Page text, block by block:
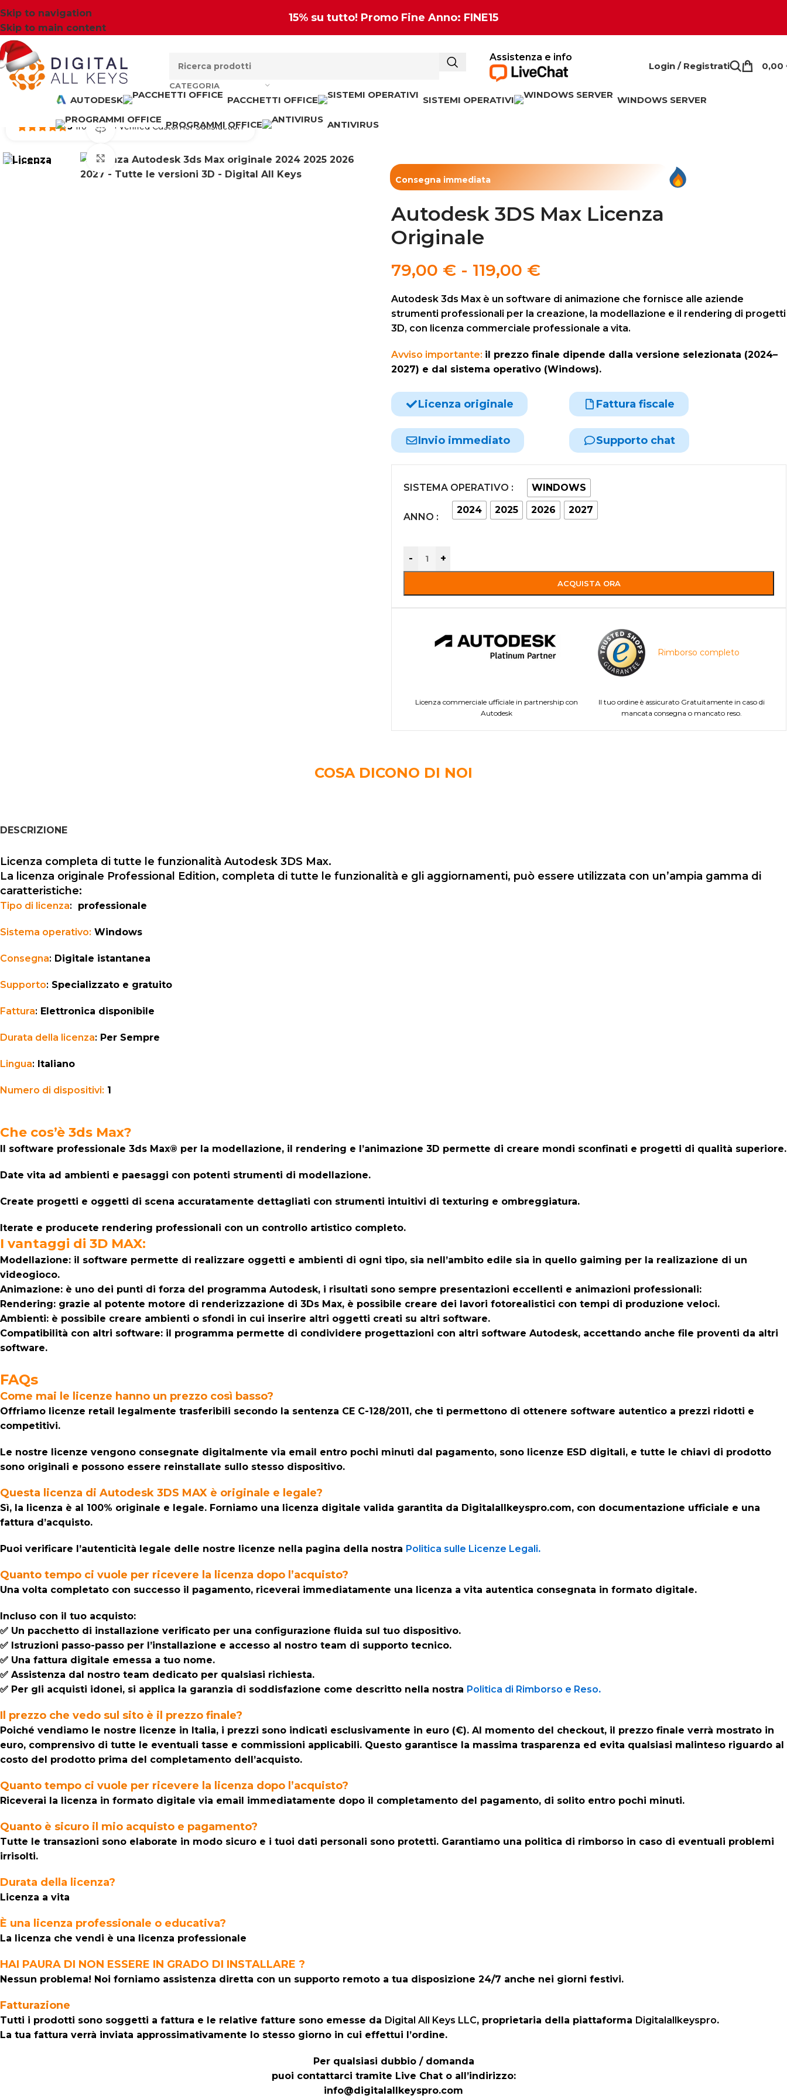
Skip to navigation
Skip to main content
15% su tutto! Promo Fine Anno: FINE15
CATEGORIA
Assistenza e info
Login / Registrati 0,00
AUTODESK PACCHETTI OFFICE SISTEMI OPERATIVI WINDOWS SERVER
PROGRAMMI OFFICE ANTIVIRUS
5 from 1823 Verified Customer Satisfaction
360 vista del prodotto
Clicca per ingrandire
Consegna immediata​
Autodesk 3DS Max Licenza
Originale
79,00 € - 119,00 €
Autodesk 3ds Max è un software di animazione che fornisce alle aziende
strumenti professionali per la creazione, la modellazione e il rendering di progetti
3D, con licenza commerciale professionale a vita.
Avviso importante: il prezzo finale dipende dalla versione selezionata (2024–
2027) e dal sistema operativo (Windows).
Licenza originale Fattura fiscale
Invio immediato Supporto chat
SISTEMA OPERATIVO : WINDOWS
ANNO :
2024 2025 2026 2027
- +
ACQUISTA ORA
Licenza commerciale ufficiale in partnership con
Autodesk
Rimborso completo
Il tuo ordine è assicurato Gratuitamente in caso di
mancata consegna o mancato reso.
COSA DICONO DI NOI
DESCRIZIONE
Licenza completa di tutte le funzionalità Autodesk 3DS Max.
La licenza originale Professional Edition, completa di tutte le funzionalità e gli aggiornamenti, può essere utilizzata con un’ampia gamma di
caratteristiche:
Tipo di licenza: professionale
Sistema operativo: Windows
Consegna: Digitale istantanea
Supporto: Specializzato e gratuito
Fattura: Elettronica disponibile
Durata della licenza: Per Sempre
Lingua: Italiano
Numero di dispositivi: 1
Che cos’è 3ds Max?
Il software professionale 3ds Max® per la modellazione, il rendering e l’animazione 3D permette di creare mondi sconfinati e progetti di qualità superiore.
Date vita ad ambienti e paesaggi con potenti strumenti di modellazione.
Create progetti e oggetti di scena accuratamente dettagliati con strumenti intuitivi di texturing e ombreggiatura.
Iterate e producete rendering professionali con un controllo artistico completo.
I vantaggi di 3D MAX:
Modellazione: il software permette di realizzare oggetti e ambienti di ogni tipo, sia nell’ambito edile sia in quello gaiming per la realizazione di un
videogioco.
Animazione: è uno dei punti di forza del programma Autodesk, i risultati sono sempre presentazioni eccellenti e animazioni professionali:
Rendering: grazie al potente motore di renderizzazione di 3Ds Max, è possibile creare dei lavori fotorealistici con tempi di produzione veloci.
Ambienti: è possibile creare ambienti o sfondi in cui inserire altri oggetti creati su altri software.
Compatibilità con altri software: il programma permette di condividere progettazioni con altri software Autodesk, accettando anche file proventi da altri
software.
FAQs
Come mai le licenze hanno un prezzo così basso?
Offriamo licenze retail legalmente trasferibili secondo la sentenza CE C-128/2011, che ti permettono di ottenere software autentico a prezzi ridotti e
competitivi.
Le nostre licenze vengono consegnate digitalmente via email entro pochi minuti dal pagamento, sono licenze ESD digitali, e tutte le chiavi di prodotto
sono originali e possono essere reinstallate sullo stesso dispositivo.
Questa licenza di Autodesk 3DS MAX è originale e legale?
Sì, la licenza è al 100% originale e legale. Forniamo una licenza digitale valida garantita da Digitalallkeyspro.com, con documentazione ufficiale e una
fattura d’acquisto.
Puoi verificare l’autenticità legale delle nostre licenze nella pagina della nostra Politica sulle Licenze Legali.
Quanto tempo ci vuole per ricevere la licenza dopo l’acquisto?
Una volta completato con successo il pagamento, riceverai immediatamente una licenza a vita autentica consegnata in formato digitale.
Incluso con il tuo acquisto:
✅ Un pacchetto di installazione verificato per una configurazione fluida sul tuo dispositivo.
✅ Istruzioni passo-passo per l’installazione e accesso al nostro team di supporto tecnico.
✅ Una fattura digitale emessa a tuo nome.
✅ Assistenza dal nostro team dedicato per qualsiasi richiesta.
✅ Per gli acquisti idonei, si applica la garanzia di soddisfazione come descritto nella nostra Politica di Rimborso e Reso.
Il prezzo che vedo sul sito è il prezzo finale?
Poiché vendiamo le nostre licenze in Italia, i prezzi sono indicati esclusivamente in euro (€). Al momento del checkout, il prezzo finale verrà mostrato in
euro, comprensivo di tutte le eventuali tasse e commissioni applicabili. Questo garantisce la massima trasparenza ed evita qualsiasi malinteso riguardo al
costo del prodotto prima del completamento dell’acquisto.
Quanto tempo ci vuole per ricevere la licenza dopo l’acquisto?
Riceverai la licenza in formato digitale via email immediatamente dopo il completamento del pagamento, di solito entro pochi minuti.
Quanto è sicuro il mio acquisto e pagamento?
Tutte le transazioni sono elaborate in modo sicuro e i tuoi dati personali sono protetti. Garantiamo una politica di rimborso in caso di eventuali problemi
irrisolti.
Durata della licenza?
Licenza a vita
È una licenza professionale o educativa?
La licenza che vendi è una licenza professionale
HAI PAURA DI NON ESSERE IN GRADO DI INSTALLARE ?
Nessun problema! Noi forniamo assistenza diretta con un supporto remoto a tua disposizione 24/7 anche nei giorni festivi.
Fatturazione
Tutti i prodotti sono soggetti a fattura e le relative fatture sono emesse da Digital All Keys LLC, proprietaria della piattaforma Digitalallkeyspro.
La tua fattura verrà inviata approssimativamente lo stesso giorno in cui effettui l’ordine.
Per qualsiasi dubbio / domanda
puoi contattarci tramite Live Chat o all’indirizzo:
info@digitalallkeyspro.com